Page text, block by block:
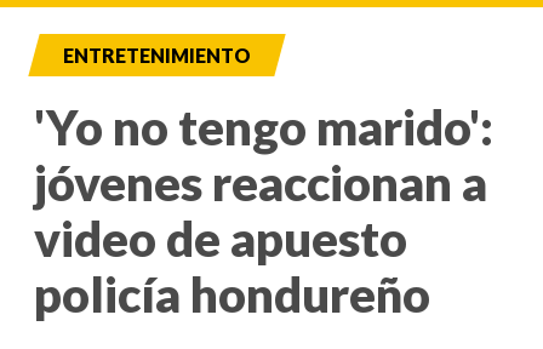
ENTRETENIMIENTO
'Yo no tengo marido':
jóvenes reaccionan a
video de apuesto
policía hondureño